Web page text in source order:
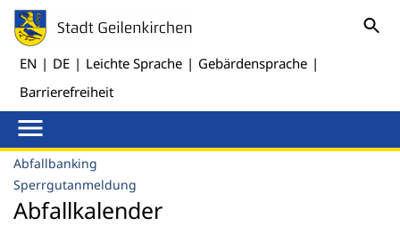
EN | DE | Leichte Sprache | Gebärdensprache |
Barrierefreiheit
Abfallbanking
Sperrgutanmeldung
Abfallkalender